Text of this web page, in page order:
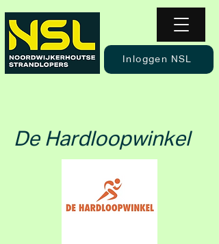
Inloggen NSL
De Hardloopwinkel